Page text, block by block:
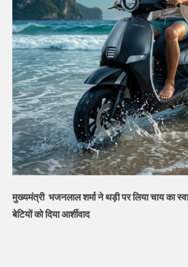
मुख्यमंत्री भजनलाल शर्मा ने थड़ी पर लिया चाय का
बेटियों को दिया आर्शीवाद